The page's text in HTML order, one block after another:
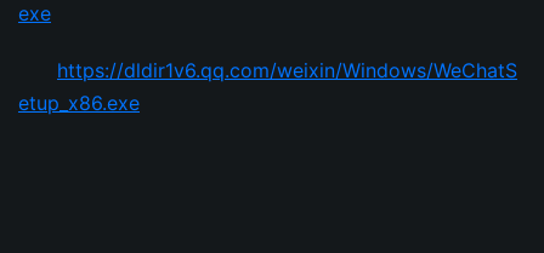
exe
https://dldir1v6.qq.com/weixin/Windows/WeChatS
etup_x86.exe